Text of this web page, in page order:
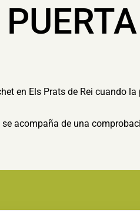
en Els Prats de Rei cuando
acompaña de una